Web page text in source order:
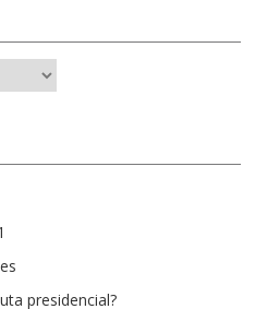
presidencial?